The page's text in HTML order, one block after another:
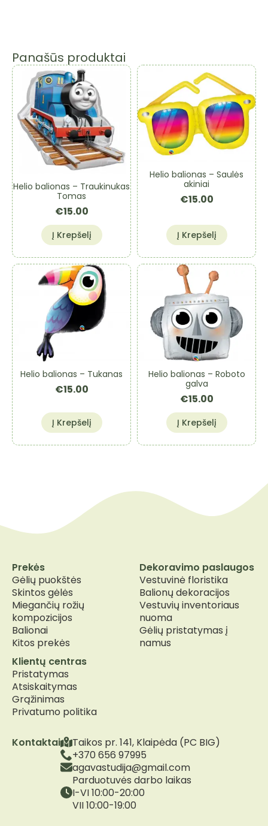
Panašūs produktai
Helio balionas – Traukinukas
Tomas
€15.00
Į Krepšelį
Helio balionas – Saulės
akiniai
€15.00
Į Krepšelį
Helio balionas – Tukanas
€15.00
Į Krepšelį
Helio balionas – Roboto
galva
€15.00
Į Krepšelį
Kontaktai
Taikos pr. 141, Klaipėda (PC BIG)
+370 656 97995
agavastudija@gmail.com
Parduotuvės darbo laikas
I-VI 10:00-20:00
VII 10:00-19:00
Prekės
Gėlių puokštės
Skintos gėlės
Miegančių rožių
kompozicijos
Balionai
Kitos prekės
Dekoravimo paslaugos
Vestuvinė floristika
Balionų dekoracijos
Vestuvių inventoriaus
nuoma
Gėlių pristatymas į
namus
Klientų centras
Pristatymas
Atsiskaitymas
Grąžinimas
Privatumo politika